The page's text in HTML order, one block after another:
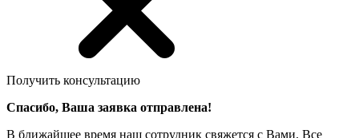
Получить консультацию
Спасибо, Ваша заявка отправлена!
В ближайшее время наш сотрудник свяжется с Вами. Все